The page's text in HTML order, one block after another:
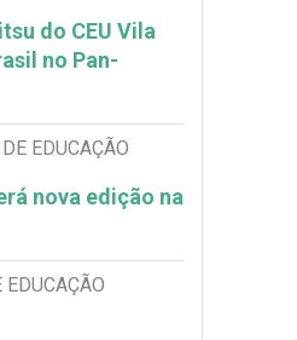
do CEU Vila
no Pan-
EDUCAÇÃO
nova edição na